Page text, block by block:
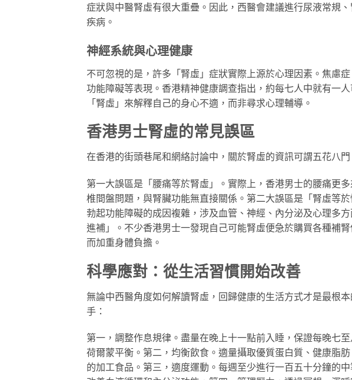
症狀與中醫腎虛有很大重疊。因此，西醫會建議進行尿液常規
疾病。
神經系統與心理健康
不可忽視的是，許多「腎虛」症狀實際上源於心理因素。焦慮
功能障礙等表現。香港精神健康調查指出，約每七人中就有一
「腎虛」來解釋自己的身心不適，而非尋求心理輔導。
香港男士腎虛的常見誤區
在香港的街頭巷尾和網絡討論中，關於腎虛的資訊可謂五花八
第一大誤區是「腰痛等於腎虛」。實際上，香港男士的腰痛更
椎間盤問題，與腎臟功能無直接關係。第二大誤區是「腎虛等
勃起功能障礙的成因複雜，涉及血管、神經、內分泌及心理多
進補」。不少香港男士一發現自己可能腎虛便急於購買各種補
而加重身體負擔。
科學應對：從生活習慣開始改善
無論中西醫角度如何解讀腎虛，回歸健康的生活方式才是最根
手：
第一，調整作息規律。盡量在晚上十一點前入睡，保證每晚七
荷爾蒙平衡。第二，均衡飲食。適量攝取優質蛋白質、健康脂
的加工食品。第三，適度運動。每週至少進行一百五十分鐘的